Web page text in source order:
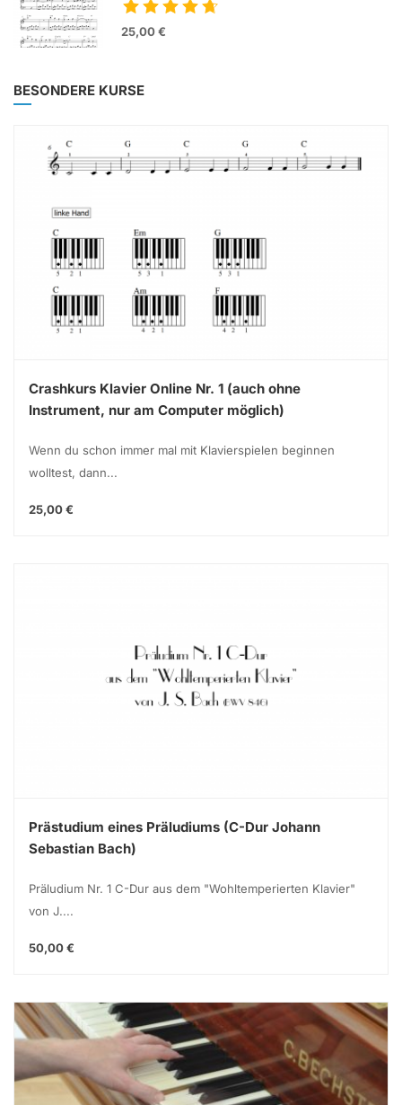
25,00 €
BESONDERE KURSE
Crashkurs Klavier Online Nr. 1 (auch ohne
Instrument, nur am Computer möglich)
Wenn du schon immer mal mit Klavierspielen beginnen
wolltest, dann...
25,00 €
Prästudium eines Präludiums (C-Dur Johann
Sebastian Bach)
Präludium Nr. 1 C-Dur aus dem "Wohltemperierten Klavier"
von J....
50,00 €